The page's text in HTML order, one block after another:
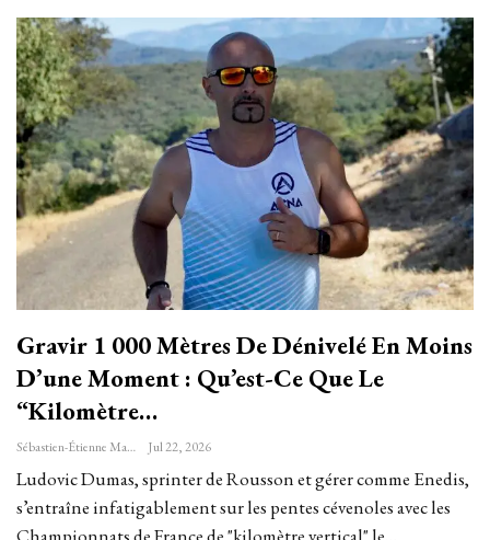
Gravir 1 000 Mètres De Dénivelé En Moins
D’une Moment : Qu’est-Ce Que Le
“kilomètre…
Sébastien-Étienne Marechal Jul 22, 2026
Ludovic Dumas, sprinter de Rousson et gérer comme Enedis,
s’entraîne infatigablement sur les pentes cévenoles avec les